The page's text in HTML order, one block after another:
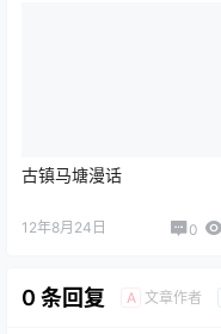
古镇马塘漫话
12年8月24日 0
0 条回复 A 文章作者